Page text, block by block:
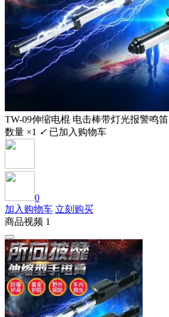
TW-09伸缩电棍 电击棒带灯光报警鸣笛
数量 ×1 ✓ 已加入购物车
0
加入购物车 立刻购买
商品视频 1